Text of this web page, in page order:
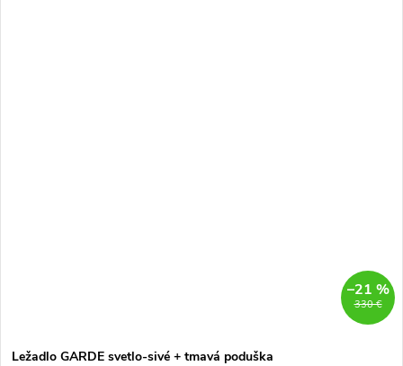
330 €
–21 %
Ležadlo GARDE svetlo-sivé + tmavá poduška